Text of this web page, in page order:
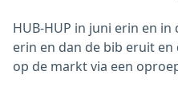
HUB-HUP in juni erin en
erin en dan de bib eruit
op de markt via een